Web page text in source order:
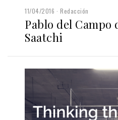
11/04/2016 Redacción
Pablo del Campo
Saatchi